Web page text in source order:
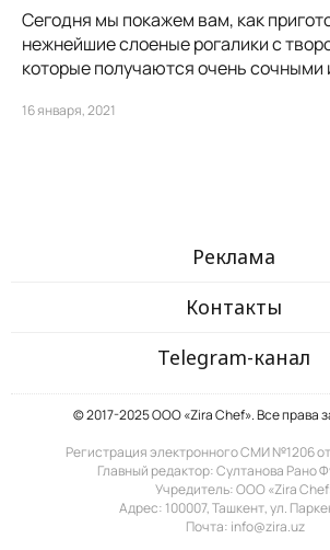
Сегодня мы покажем вам, как
нежнейшие слоеные рогалики с
которые получаются очень сочными
16 января, 2021
Реклама
Контакты
Telegram-канал
© 2017-2025 ООО «Zira Chef». Все права
Регистрация электронного СМИ №1206 от
Главный редактор: Султанова Рано
Учредитель: ООО «Zira
Адрес: 100007, Ташкент, ул.
Почта: info@zira.uz